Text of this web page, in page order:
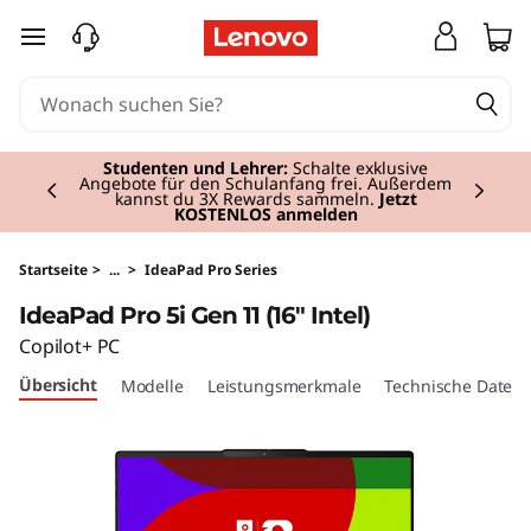
P
a
d
P
zum Hauptinhalt springen
Studenten und Lehrer: Schalte exklusive
Angebote für den Schulanfang frei. Außerdem
kannst du 3X Rewards sammeln. Jetzt
KOSTENLOS anmelden
Currently displaying item 2 of 3
Startseite > ... > IdeaPad Pro Series
IdeaPad Pro 5i Gen 11 (16" Intel)
Copilot+ PC
Übersicht Modelle Leistungsmerkmale Technische Daten